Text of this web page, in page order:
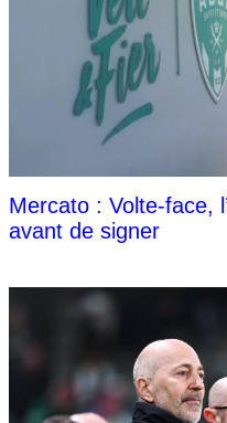
Mercato : Volte-face,
avant de signer